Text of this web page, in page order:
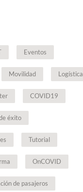
Eventos
Movilidad Logística
COVID19
éxito
Tutorial
OnCOVID
de pasajeros